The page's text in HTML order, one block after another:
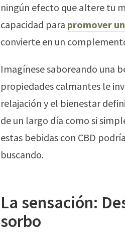
ningún efecto que altere tu
capacidad para promover
convierte en un
Imagínese saboreando una
propiedades calmantes le
relajación y el bienestar
de un largo día como si
estas bebidas con CBD
buscando.
La sensación:
sorbo